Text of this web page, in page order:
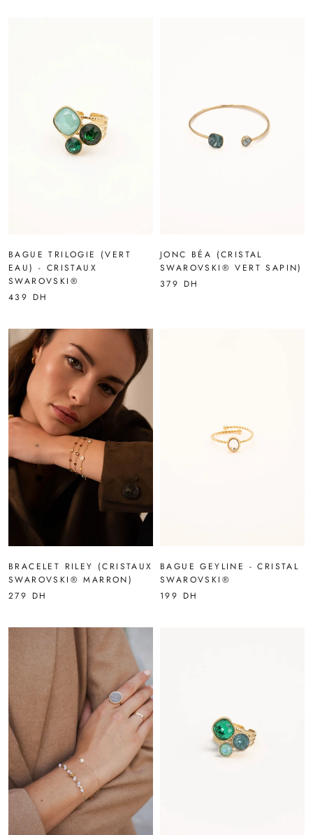
BAGUE TRILOGIE (VERT
EAU) - CRISTAUX
SWAROVSKI®
439 DH
JONC BÉA (CRISTAL
SWAROVSKI® VERT SAPIN)
379 DH
BRACELET RILEY (CRISTAUX
SWAROVSKI® MARRON)
279 DH
BAGUE GEYLINE - CRISTAL
SWAROVSKI®
199 DH